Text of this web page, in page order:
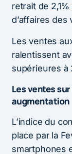
retrait de
d’affaires
Les ventes
ralentissent
supérieures à
Les ventes
augmentation
L’indice du
place par la
smartphones